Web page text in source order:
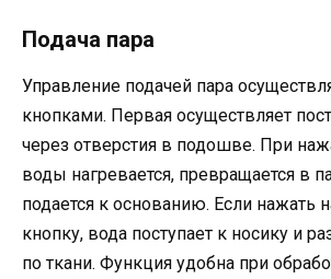
Подача пара
Управление подачей пара
кнопками. Первая осуществляет
через отверстия в подошве. При
воды нагревается, превращается в
подается к основанию. Если нажать
кнопку, вода поступает к носику и
по ткани. Функция удобна при